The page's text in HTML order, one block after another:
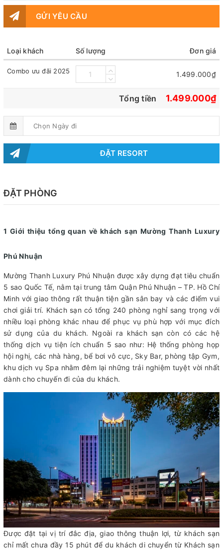
GỬI YÊU CẦU
Loại khách Số lượng Đơn giá
Combo ưu đãi 2025 1.499.000₫
Tổng tiền 1.499.000₫
ĐẶT RESORT
ĐẶT PHÒNG
1 Giới thiệu tổng quan về khách sạn Mường Thanh Luxury
Phú Nhuận
Mường Thanh Luxury Phú Nhuận được xây dựng đạt tiêu chuẩn
5 sao Quốc Tế, nằm tại trung tâm Quận Phú Nhuận – TP. Hồ Chí
Minh với giao thông rất thuận tiện gần sân bay và các điểm vui
chơi giải trí. Khách sạn có tổng 240 phòng nghỉ sang trọng với
nhiều loại phòng khác nhau để phục vụ phù hợp với mục đích
sử dụng của du khách. Ngoài ra khách sạn còn có các hệ
thống dịch vụ tiện ích chuẩn 5 sao như: Hệ thống phòng họp
hội nghị, các nhà hàng, bể bơi vô cực, Sky Bar, phòng tập Gym,
khu dịch vụ Spa nhằm đêm lại những trải nghiệm tuyệt vời nhất
dành cho chuyến đi của du khách.
Được đặt tại vị trí đắc địa, giao thông thuận lợi, từ khách sạn
chỉ mất chưa đầy 15 phút để du khách di chuyển từ Khách sạn